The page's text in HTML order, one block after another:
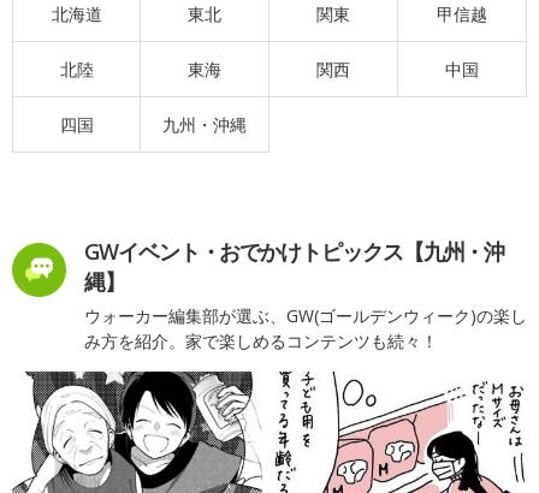
北海道 東北 関東 甲信越
北陸 東海 関西 中国
四国 九州・沖縄
GWイベント・おでかけトピックス【九州・沖
縄】
ウォーカー編集部が選ぶ、GW(ゴールデンウィーク)の楽し
み方を紹介。家で楽しめるコンテンツも続々！